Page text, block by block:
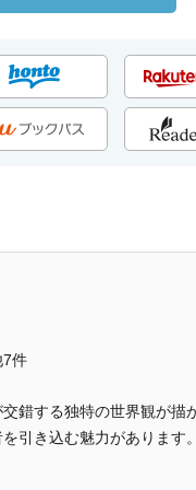
7件
錯する独特の世界観が描
引き込む魅力があります